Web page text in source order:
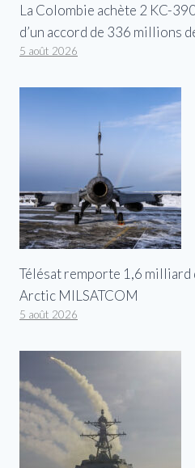
La Colombie achète 2 KC-
d’un accord de 336 millions
5 août 2026
Télésat remporte 1,6 milliard
Arctic MILSATCOM
5 août 2026